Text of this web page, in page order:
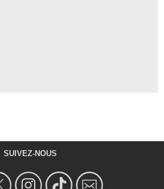
SUIVEZ-NOUS